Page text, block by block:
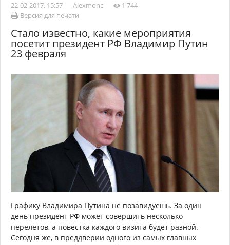
22-02-2017, 15:57 Alexmonc
1 744
Версия для печати
Стало известно, какие мероприятия
посетит президент РФ Владимир Путин
23 февраля
Графику Владимира Путина не позавидуешь. За один
день президент РФ может совершить несколько
перелетов, а повестка каждого визита будет разной.
Сегодня же, в преддверии одного из самых главных